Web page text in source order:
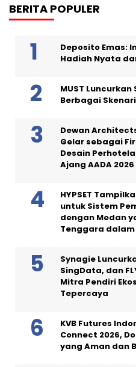
BERITA POPULER
Deposito Emas:
Hadiah Nyata
MUST
Berbagai
Dewan
Gelar sebagai
Desain
Ajang AADA 2026
HYPSET
untuk Sistem
dengan Medan
Tenggara dalam
Synagie
SingData, dan
Mitra Pendiri
Tepercaya
KVB Futures
Connect 2026,
yang Aman dan